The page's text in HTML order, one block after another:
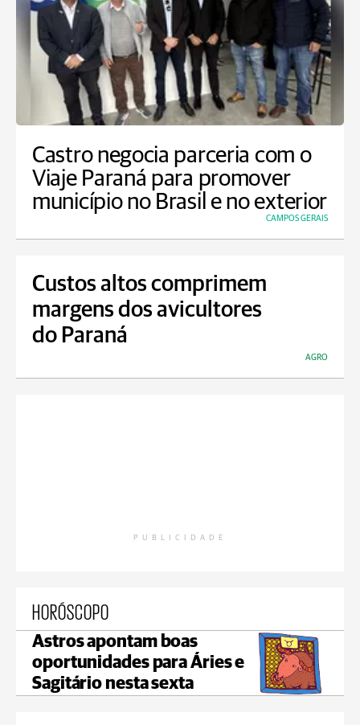
Castro negocia parceria com o
Viaje Paraná para promover
município no Brasil e no exterior
CAMPOS GERAIS
Custos altos comprimem
margens dos avicultores
do Paraná
AGRO
PUBLICIDADE
HORÓSCOPO
Astros apontam boas
oportunidades para Áries e
Sagitário nesta sexta